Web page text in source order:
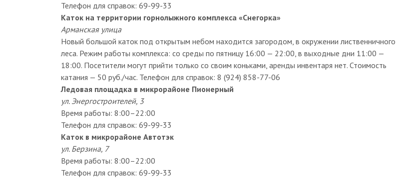
Телефон для справок: 69-99-33
Каток на территории горнолыжного комплекса «Снегорка»
Арманская улица
Новый большой каток под открытым небом находится загородом, в окружении лиственничного
леса. Режим работы комплекса: со среды по пятницу 16:00 — 22:00, в выходные дни 11:00 —
18:00. Посетители могут прийти только со своим коньками, аренды инвентаря нет. Стоимость
катания — 50 руб./час. Телефон для справок: 8 (924) 858-77-06
Ледовая площадка в микрорайоне Пионерный
ул. Энергостроителей, 3
Время работы: 8:00–22:00
Телефон для справок: 69-99-33
Каток в микрорайоне Автотэк
ул. Берзина, 7
Время работы: 8:00–22:00
Телефон для справок: 69-99-33